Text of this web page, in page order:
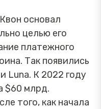
основал
целью его
платежного
Так появились
Luna. К 2022 году
$60 млрд.
того, как начала